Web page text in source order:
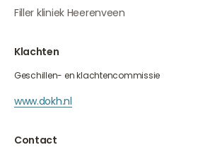
Filler kliniek Heerenveen
Klachten
Geschillen- en klachtencommissie
www.dokh.nl
Contact